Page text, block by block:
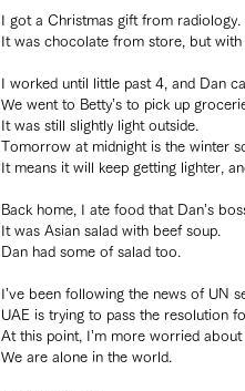
I got a Christmas gift from radiology.
It was chocolate from store, but with
I worked until little past 4, and Dan
We went to Betty’s to pick up
It was still slightly light outside.
Tomorrow at midnight is the winter
It means it will keep getting lighter,
Back home, I ate food that Dan’s
It was Asian salad with beef soup.
Dan had some of salad too.
I’ve been following the news of UN
UAE is trying to pass the resolution
At this point, I’m more worried about
We are alone in the world.